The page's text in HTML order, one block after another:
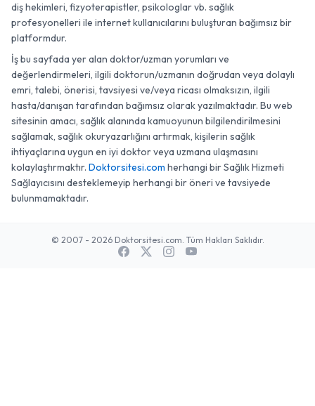
diş hekimleri, fizyoterapistler, psikologlar vb. sağlık
profesyonelleri ile internet kullanıcılarını buluşturan bağımsız bir
platformdur.
İş bu sayfada yer alan doktor/uzman yorumları ve
değerlendirmeleri, ilgili doktorun/uzmanın doğrudan veya dolaylı
emri, talebi, önerisi, tavsiyesi ve/veya ricası olmaksızın, ilgili
hasta/danışan tarafından bağımsız olarak yazılmaktadır. Bu web
sitesinin amacı, sağlık alanında kamuoyunun bilgilendirilmesini
sağlamak, sağlık okuryazarlığını artırmak, kişilerin sağlık
ihtiyaçlarına uygun en iyi doktor veya uzmana ulaşmasını
kolaylaştırmaktır. Doktorsitesi.com herhangi bir Sağlık Hizmeti
Sağlayıcısını desteklemeyip herhangi bir öneri ve tavsiyede
bulunmamaktadır.
© 2007 - 2026 Doktorsitesi.com. Tüm Hakları Saklıdır.